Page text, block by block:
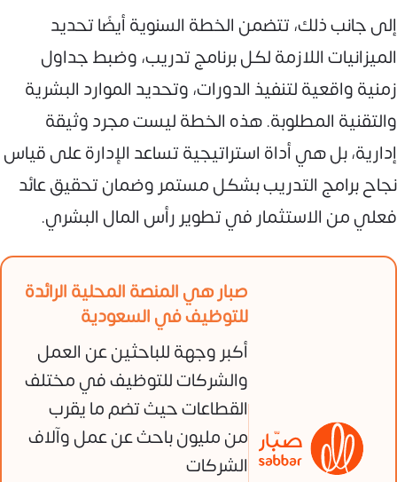
إلى جانب ذلك، تتضمن الخطة السنوية أيضًا تحديد
الميزانيات اللازمة لكل برنامج تدريب، وضبط جداول
زمنية واقعية لتنفيذ الدورات، وتحديد الموارد البشرية
والتقنية المطلوبة. هذه الخطة ليست مجرد وثيقة
إدارية، بل هي أداة استراتيجية تساعد الإدارة على قياس
نجاح برامج التدريب بشكل مستمر وضمان تحقيق عائد
فعلي من الاستثمار في تطوير رأس المال البشري.
صبار هي المنصة المحلية الرائدة
للتوظيف في السعودية
أكبر وجهة للباحثين عن العمل
والشركات للتوظيف في مختلف
القطاعات حيث تضم ما يقرب
من مليون باحث عن عمل وآلاف
الشركات